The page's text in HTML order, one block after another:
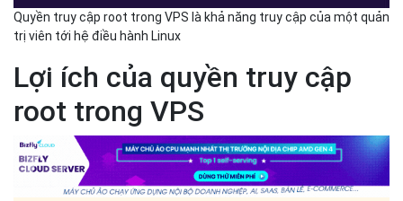
Quyền truy cập root trong VPS là khả năng truy cập của một quản
trị viên tới hệ điều hành Linux
Lợi ích của quyền truy cập
root trong VPS